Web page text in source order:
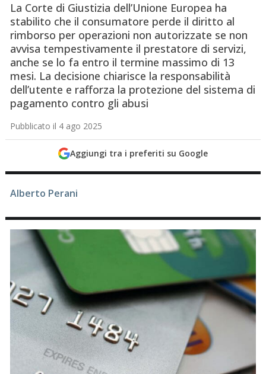
La Corte di Giustizia dell’Unione Europea ha
stabilito che il consumatore perde il diritto al
rimborso per operazioni non autorizzate se non
avvisa tempestivamente il prestatore di servizi,
anche se lo fa entro il termine massimo di 13
mesi. La decisione chiarisce la responsabilità
dell’utente e rafforza la protezione del sistema di
pagamento contro gli abusi
Pubblicato il 4 ago 2025
Aggiungi tra i preferiti su Google
Alberto Perani